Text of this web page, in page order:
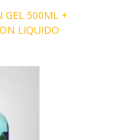
GEL 500ML +
LIQUIDO